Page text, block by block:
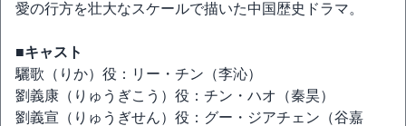
愛の行方を壮大なスケールで描いた中国歴史ドラマ。
■キャスト
驪歌（りか）役：リー・チン（李沁）
劉義康（りゅうぎこう）役：チン・ハオ（秦昊）
劉義宣（りゅうぎせん）役：グー・ジアチェン（谷嘉